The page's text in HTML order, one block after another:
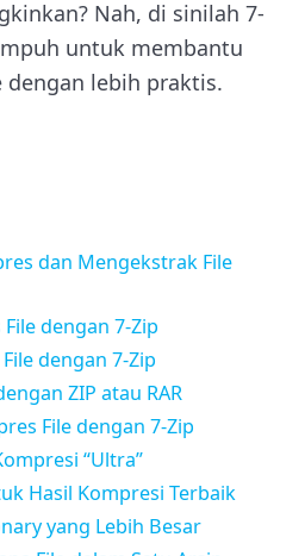
Nah, di sinilah 7-
untuk membantu
lebih praktis.
dan Mengekstrak File
dengan 7-Zip
dengan 7-Zip
ZIP atau RAR
File dengan 7-Zip
“Ultra”
Hasil Kompresi Terbaik
yang Lebih Besar